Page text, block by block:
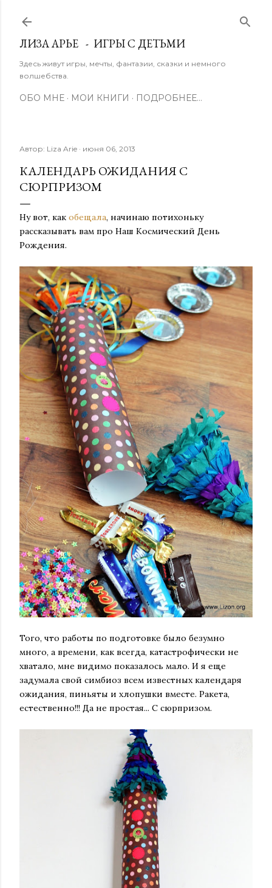
ЛИЗА АРЬЕ - ИГРЫ С ДЕТЬМИ
Здесь живут игры, мечты, фантазии, сказки и немного
волшебства.
ОБО МНЕ МОИ КНИГИ ПОДРОБНЕЕ…
Автор: Liza Arie июня 06, 2013
КАЛЕНДАРЬ ОЖИДАНИЯ С
СЮРПРИЗОМ
Ну вот, как обещала, начинаю потихоньку
рассказывать вам про Наш Космический День
Рождения.
Того, что работы по подготовке было безумно
много, а времени, как всегда, катастрофически не
хватало, мне видимо показалось мало. И я еще
задумала свой симбиоз всем известных календаря
ожидания, пиньяты и хлопушки вместе. Ракета,
естественно!!! Да не простая... С сюрпризом.